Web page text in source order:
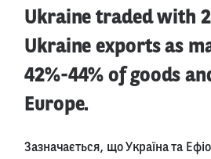
Ukraine traded with
Ukraine exports as
42%-44% of goods
Europe.
Зазначається, що Україна та